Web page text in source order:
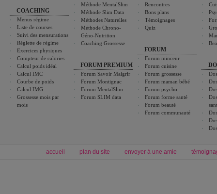
COACHING
Menus régime
Liste de courses
Suivi des mensurations
Réglette de régime
Exercices physiques
Compteur de calories
Calcul poids idéal
Calcul IMC
Courbe de poids
Calcul IMG
Grossesse mois par
mois
Méthode MentalSlim
Méthode Slim Data
Méthodes Naturelles
Méthode Chrono-
Géno-Nutrition
Coaching Grossesse
FORUM PREMIUM
Forum Savoir Maigrir
Forum Montignac
Forum MentalSlim
Forum SLIM data
Rencontres
Bons plans
Témoignages
Quiz
FORUM
Forum minceur
Forum cuisine
Forum grossesse
Forum maman bébé
Forum psycho
Forum forme santé
Forum beauté
Forum communauté
accueil plan du site envoyer à une amie